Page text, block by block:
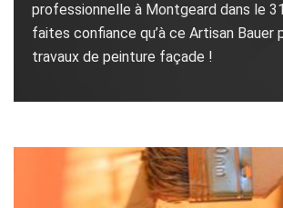
professionnelle à Montgeard dans le
faites confiance qu’à ce Artisan Bauer
travaux de peinture façade !